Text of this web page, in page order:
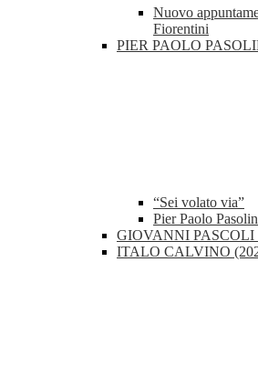
Nuovo
Fiorentini
PIER PAOLO
“Sei volato via”
Pier Paolo
GIOVANNI PASCOLI
ITALO CALVINO